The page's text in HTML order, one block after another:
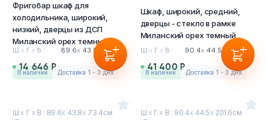
Фригобар шкаф для
холодильника, широкий,
низкий, дверцы из ДСП
Миланский орех темный
Ш х Г х В : 89.6х43.8 73.4см
14 646 Р
в наличии Доставка 1 - 3 дня
Шкаф, широкий, средний,
дверцы - стекло в рамке
Миланский орех темный
Ш х Г х В : 90.4х 44.5х 134.4см
41 400 Р
в наличии Доставка 1 - 3 дня
Ш х Г х В : 89.6х 43.8х 73.4см Ш х Г х В : 90.4х 44.5х 201.6см